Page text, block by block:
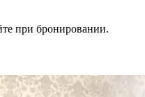
при бронировании.